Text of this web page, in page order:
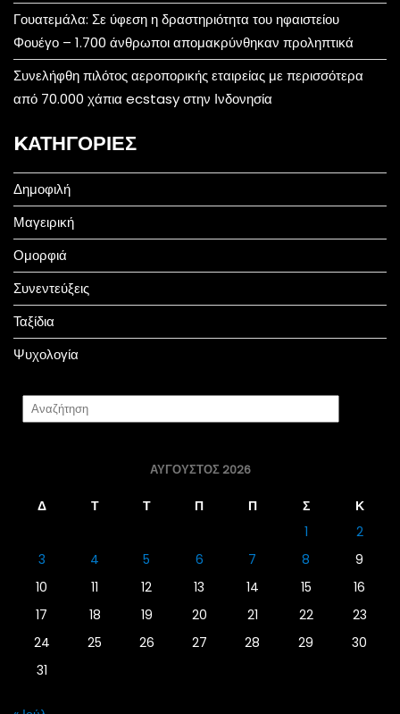
Γουατεμάλα: Σε ύφεση η δραστηριότητα του ηφαιστείου
Φουέγο – 1.700 άνθρωποι απομακρύνθηκαν προληπτικά
Συνελήφθη πιλότος αεροπορικής εταιρείας με περισσότερα
από 70.000 χάπια ecstasy στην Ινδονησία
KΑΤΗΓΟΡΊΕΣ
Δημοφιλή
Μαγειρική
Ομορφιά
Συνεντεύξεις
Ταξίδια
Ψυχολογία
ΑΎΓΟΥΣΤΟΣ 2026
Δ Τ Τ Π Π Σ
Κ
1
2
3
4 5 6 7 8
9
10
11 12 13 14 15
16
17
18 19 20 21 22
23
24
25 26 27 28 29
30
31